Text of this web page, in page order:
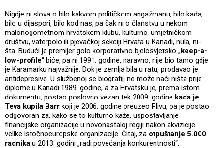
Nigdje ni slova o bilo kakvom političkom angažmanu, bilo kada,
bilo u dijaspori, bilo kod nas, pa čak ni o članstvu u nekom
malonogometnom hrvatskom klubu, kulturno-umjetničkom
društvu, vaterpolo ili pjevačkoj sekciji Hrvata u Kanadi, nula, ni-
šta. Budući je premijer golo korporativno bjelosvjetsko „keep-a-
low-profile“ biće, pa ni 1991. godine, naravno, nije bio tamo gdje
je Karamarku najvažnije. Dok je zemlja bila u ratu, prodavao je
antidepresive. U službenoj se biografiji ne može naći ništa prije
diplome u Kanadi 1989. godine, a za Hrvatsku je, prema istom
dokumentu, postao poslovno vezan tek 2009. godine kada je
Teva kupila Barr koji je 2006. godine preuzeo Plivu, pa je postao
odgovoran za, kako se to kulturno kaže, uspostavljanje
financijske organizacije u novonastaloj regiji nakon akvizicije
velike istočnoeuropske organizacije. Čitaj, za otpuštanje 5.000
radnika u 2013. godini „radi povećanja konkurentnosti“.